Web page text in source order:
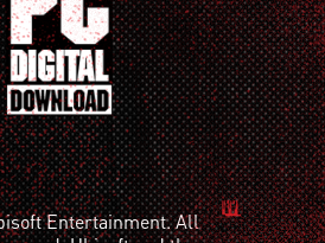
Entertainment. All